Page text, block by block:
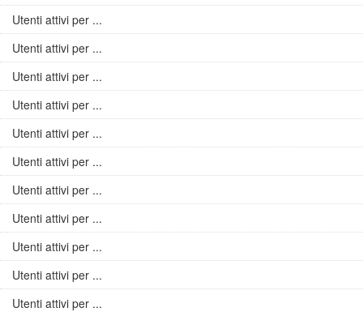
Utenti attivi per ...
Utenti attivi per ...
Utenti attivi per ...
Utenti attivi per ...
Utenti attivi per ...
Utenti attivi per ...
Utenti attivi per ...
Utenti attivi per ...
Utenti attivi per ...
Utenti attivi per ...
Utenti attivi per ...